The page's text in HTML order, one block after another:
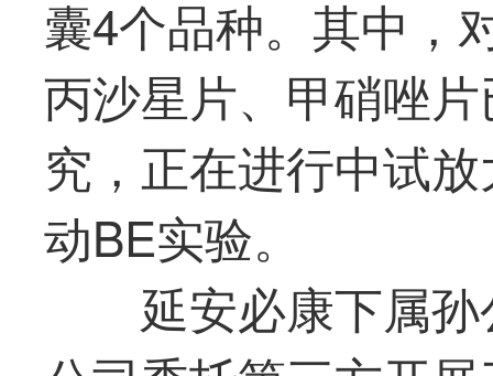
囊4个品种。其中，
丙沙星片、甲硝唑
究，正在进行中试
动BE实验。
延安必康下属